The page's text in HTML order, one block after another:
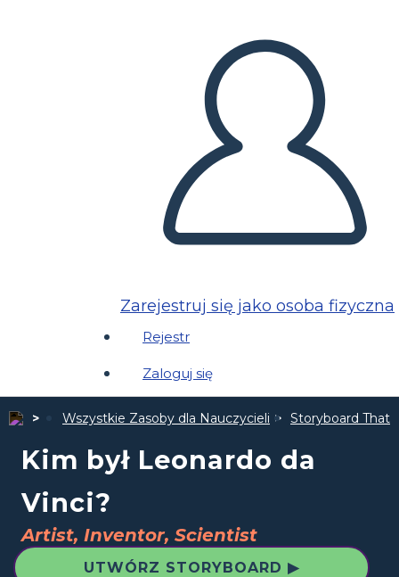
Zarejestruj się jako osoba fizyczna
Rejestr
Zaloguj się
Wszystkie Zasoby dla Nauczycieli Storyboard That
Kim był Leonardo da
Vinci?
Artist, Inventor, Scientist
UTWÓRZ STORYBOARD ▶